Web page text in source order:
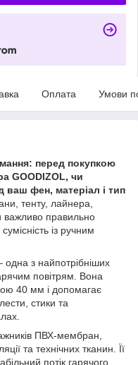
Оплата Умови
перед покупкою
GOODIZOL, чи
ваш фен, матеріал і тип
тенту, лайнера,
важливо правильно
із ручним
з найпотрібніших
повітрям. Вона
40 мм і допомагає
стики та
ПВХ-мембран,
та технічних тканин. Її
потік гарячого